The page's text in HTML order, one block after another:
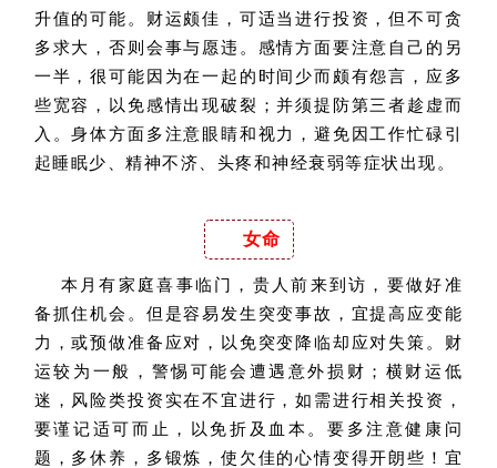
升值的可能。财运颇佳，可适当进行投资，但不可贪
多求大，否则会事与愿违。感情方面要注意自己的另
一半，很可能因为在一起的时间少而颇有怨言，应多
些宽容，以免感情出现破裂；并须提防第三者趁虚而
入。身体方面多注意眼睛和视力，避免因工作忙碌引
起睡眠少、精神不济、头疼和神经衰弱等症状出现。
女命
本月有家庭喜事临门，贵人前来到访，要做好准
备抓住机会。但是容易发生突变事故，宜提高应变能
力，或预做准备应对，以免突变降临却应对失策。财
运较为一般，警惕可能会遭遇意外损财；横财运低
迷，风险类投资实在不宜进行，如需进行相关投资，
要谨记适可而止，以免折及血本。要多注意健康问
题，多休养，多锻炼，使欠佳的心情变得开朗些！宜